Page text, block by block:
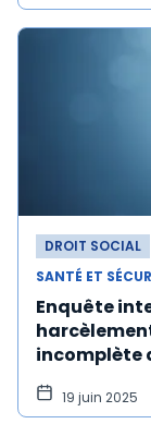
DROIT SOCIAL
SANTÉ ET
Enquête
incomplète
19 juin 2025